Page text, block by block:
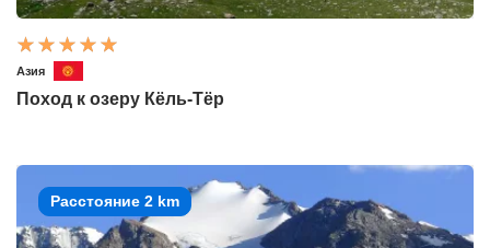
Азия
Поход к озеру Кёль-Тёр
Расстояние 2 km